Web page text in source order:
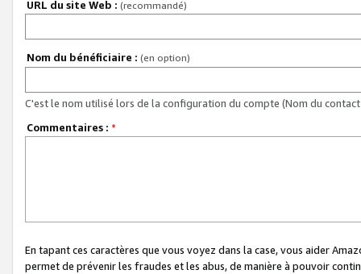
URL du site Web : (recommandé)
Nom du bénéficiaire : (en option)
C'est le nom utilisé lors de la configuration du compte (Nom du
Commentaires : *
En tapant ces caractères que vous voyez dans la case, vous aider
permet de prévenir les fraudes et les abus, de manière à pouvoir